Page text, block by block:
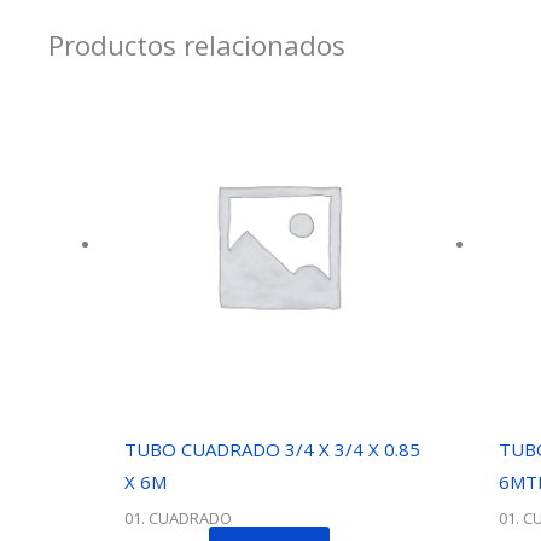
Productos relacionados
TUBO CUADRADO 3/4 X 3/4 X 0.85
X 6M
01. CUADRADO 01.